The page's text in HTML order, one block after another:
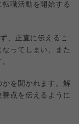
職活動を開始する
、正直に伝えるこ
ってしまい、また
を聞かれます。解
点を伝えるように